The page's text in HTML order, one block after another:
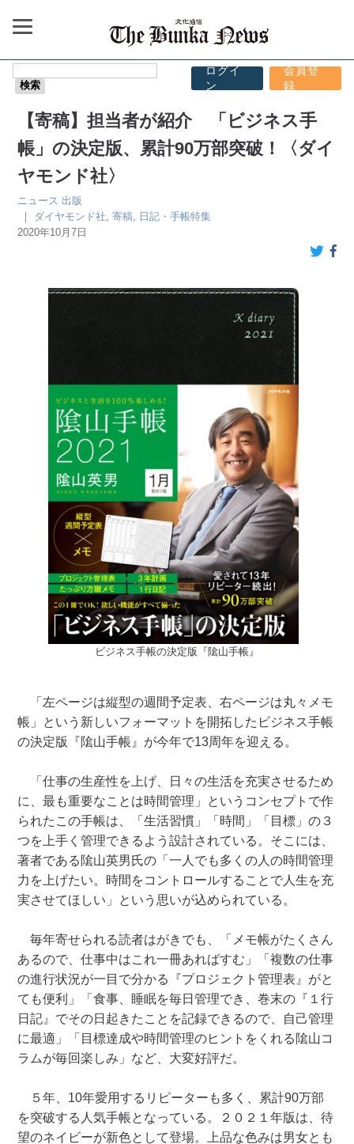
ログイ
ン
会員登
録
【寄稿】担当者が紹介 「ビジネス手
帳」の決定版、累計90万部突破！〈ダイ
ヤモンド社〉
ニュース 出版
｜ ダイヤモンド社 ,寄稿
日記・手帳特集
2020年10月7日
ビジネス手帳の決定版『隂山手帳』
「左ページは縦型の週間予定表、右ページは丸々メモ
帳」という新しいフォーマットを開拓したビジネス手帳
の決定版『隂山手帳』が今年で13周年を迎える。
「仕事の生産性を上げ、日々の生活を充実させるため
に、最も重要なことは時間管理」というコンセプトで作
られたこの手帳は、「生活習慣」「時間」「目標」の３
つを上手く管理できるよう設計されている。そこには、
著者である隂山英男氏の「一人でも多くの人の時間管理
力を上げたい。時間をコントロールすることで人生を充
実させてほしい」という思いが込められている。
毎年寄せられる読者はがきでも、「メモ帳がたくさん
あるので、仕事中はこれ一冊あればすむ」「複数の仕事
の進行状況が一目で分かる『プロジェクト管理表』がと
ても便利」「食事、睡眠を毎日管理でき、巻末の『１行
日記』でその日起きたことを記録できるので、自己管理
に最適」「目標達成や時間管理のヒントをくれる隂山コ
ラムが毎回楽しみ」など、大変好評だ。
５年、10年愛用するリピーターも多く、累計90万部
を突破する人気手帳となっている。２０２１年版は、待
望のネイビーが新色として登場。上品な色みは男女とも